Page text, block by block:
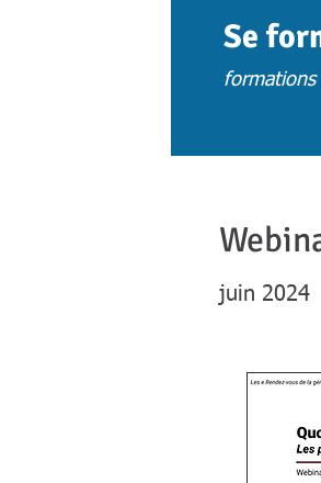
Se
formations
juin 2024